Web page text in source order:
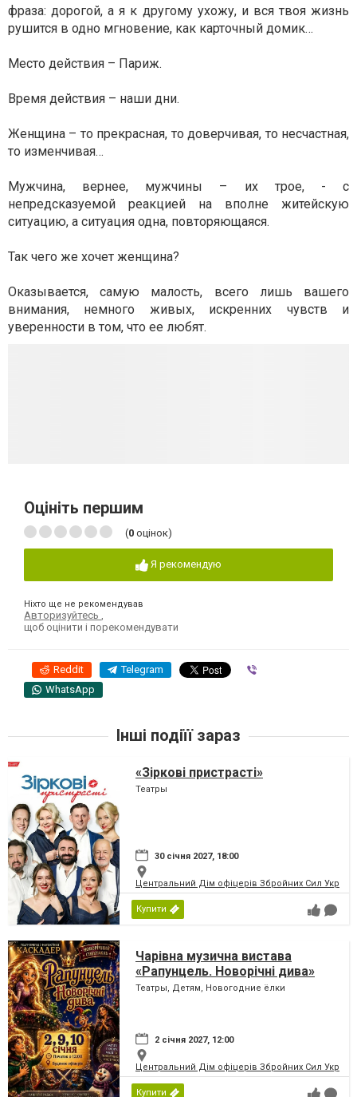
фраза: дорогой, а я к другому ухожу, и вся твоя жизнь
рушится в одно мгновение, как карточный домик…
Место действия – Париж.
Время действия – наши дни.
Женщина – то прекрасная, то доверчивая, то несчастная,
то изменчивая…
Мужчина, вернее, мужчины – их трое, - с
непредсказуемой реакцией на вполне житейскую
ситуацию, а ситуация одна, повторяющаяся.
Так чего же хочет женщина?
Оказывается, самую малость, всего лишь вашего
внимания, немного живых, искренних чувств и
уверенности в том, что ее любят.
Оцініть першим
(0 оцінок)
Я рекомендую
Ніхто ще не рекомендував
Авторизуйтесь
щоб оцінити і порекомендувати
Reddit Telegram
WhatsApp
Інші подіїї зараз
«Зіркові пристрасті»
Театры
30 січня 2027, 18:00
Центральний Дім офіцерів Збройних Сил
Купити
Чарівна музична вистава
«Рапунцель. Новорічні дива»
Театры, Детям, Новогодние ёлки
2 січня 2027, 12:00
Центральний Дім офіцерів Збройних Сил
Купити